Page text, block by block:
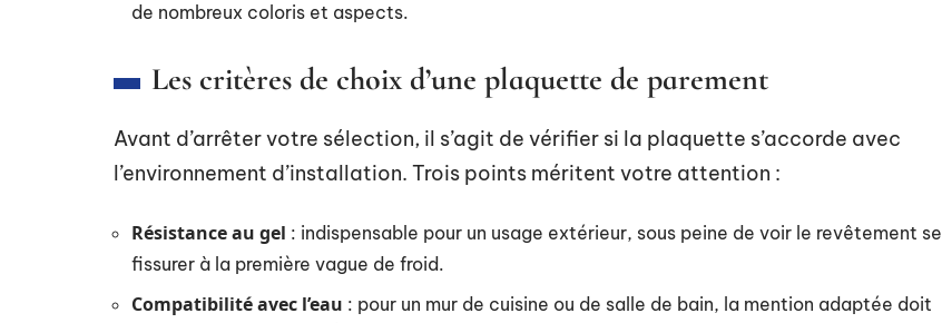
de nombreux coloris et aspects.
Les critères de choix d’une plaquette de parement
Avant d’arrêter votre sélection, il s’agit de vérifier si la plaquette s’accorde avec
l’environnement d’installation. Trois points méritent votre attention :
Résistance au gel : indispensable pour un usage extérieur, sous peine de voir le revêtement se
fissurer à la première vague de froid.
Compatibilité avec l’eau : pour un mur de cuisine ou de salle de bain, la mention adaptée doit